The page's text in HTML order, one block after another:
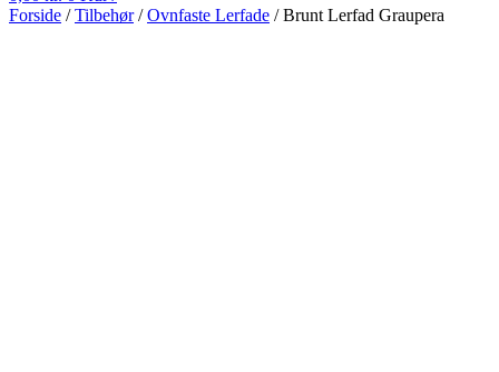
Forside /Tilbehør/Ovnfaste Lerfade / Brunt Lerfad Graupera